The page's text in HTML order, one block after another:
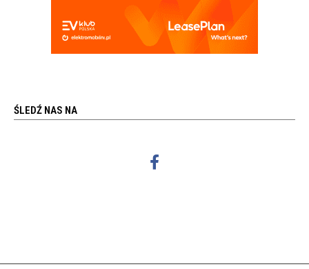
ŚLEDŹ NAS NA